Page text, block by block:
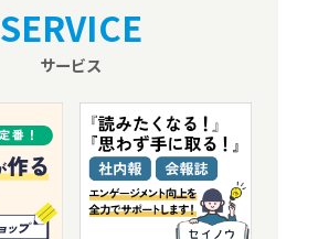
SERVICE
サービス